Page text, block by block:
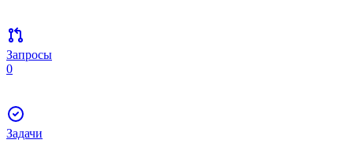
Запросы
0
Задачи